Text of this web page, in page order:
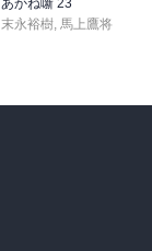
あかね噺 23
末永裕樹, 馬上鷹将